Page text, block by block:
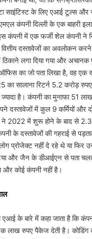
साइंटिस्ट के लिए एआई टूल्स और
कंपनी दिल्ली के एक बाहरी
कंपनी में एक फर्जी शेल कंपनी ने
दस्तावेजों का अवलोकन
ठिकाने लगा दिया गया और
का जो पता लिखा है, वह एक
सालाना रिटर्न 5.2 करोड़
है। कंपनी का मुनाफा 51
दस्तावेजों में कुल 9 कर्मियों और
ने 2022 में शुरू होने के बाद से
के दस्तावेजों की गहराई से
लोग प्रोजेक्ट नहीं दे रहे थे या
और जैन के डीआईएन से पता
और कोई कंपनी नहीं है।
एआई के बारे में कहा जाता है कि
लाख रुपए पैकेज देती है।